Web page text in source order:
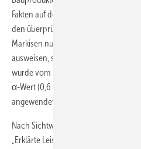
Fakten auf den Punkt, und wird im
den überprüften Herstellern aktiv
Markisen nun nur noch maximal die
ausweisen, siehe Tabelle 3 der
wurde vom DIBt auch, dass der in der
α-Wert (0,6 o.a.) nicht für die
angewendet werden darf.
Nach Sichtweise des DIBt ist bei
„Erklärte Leistungen“ der